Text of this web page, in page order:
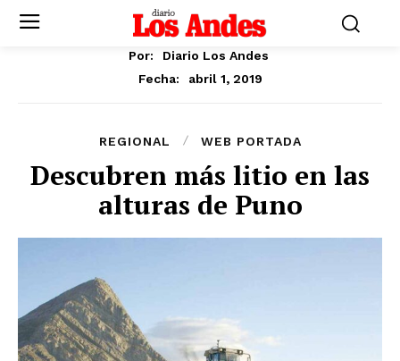
Por:
Diario Los Andes
Fecha:
abril 1, 2019
REGIONAL WEB PORTADA
Descubren más litio en las
alturas de Puno